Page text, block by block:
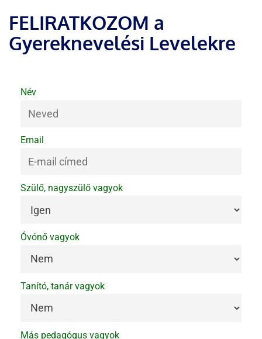
FELIRATKOZOM a
Gyereknevelési Levelekre
Név
Email
Szülő, nagyszülő vagyok
Óvónő vagyok
Tanító, tanár vagyok
Más pedagógus vagyok